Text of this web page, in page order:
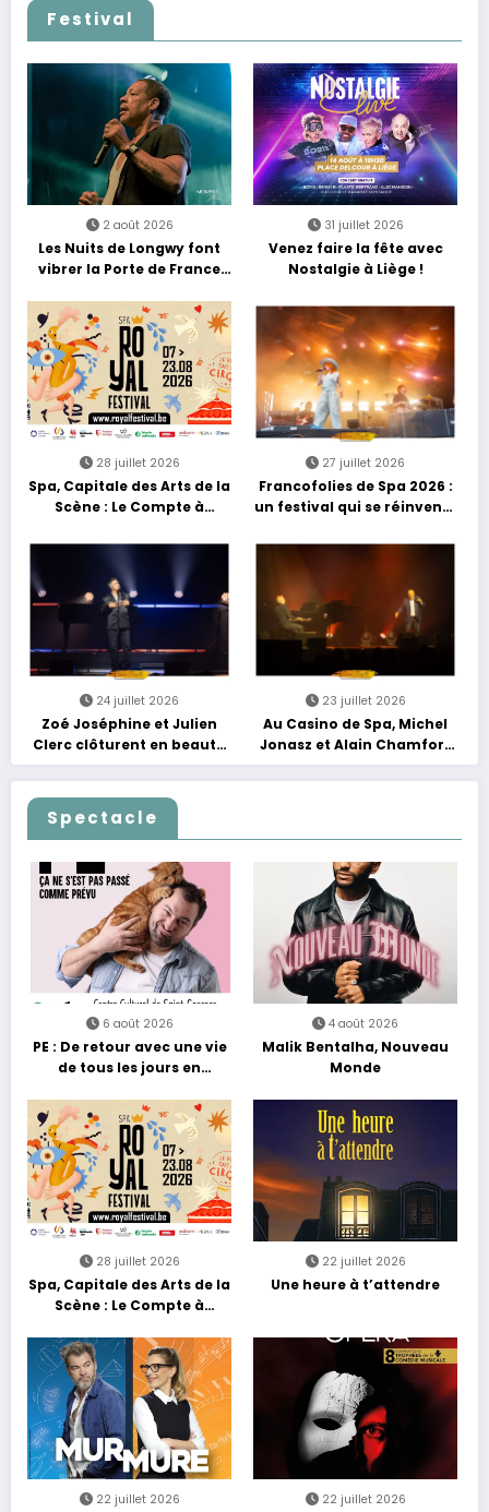
Festival
2 août 2026
Les Nuits de Longwy font
vibrer la Porte de France
découvertes et énergie
reggae
31 juillet 2026
Venez faire la fête avec
Nostalgie à Liège !
28 juillet 2026
Spa, Capitale des Arts de la
Scène : Le Compte à
27 juillet 2026
Francofolies de Spa 2026 :
un festival qui se réinvente
grands moments de scène
24 juillet 2026
Zoé Joséphine et Julien
Clerc clôturent en beauté
Les Nuits Francofolies au
Casino
23 juillet 2026
Au Casino de Spa, Michel
Jonasz et Alain Chamfort
célèbrent le temps qui
passe… sans jamais céder
Spectacle
6 août 2026
PE : De retour avec une vie
de tous les jours en
4 août 2026
Malik Bentalha, Nouveau
Monde
28 juillet 2026
Spa, Capitale des Arts de la
Scène : Le Compte à
22 juillet 2026
Une heure à t’attendre
22 juillet 2026 22 juillet 2026